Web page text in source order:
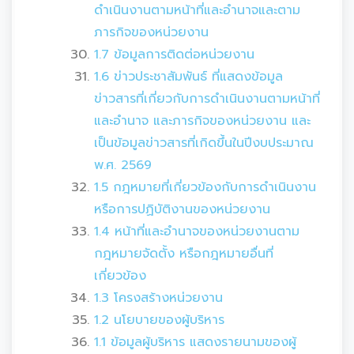
ดำเนินงานตามหน้าที่และอำนาจและตาม
ภารกิจของหน่วยงาน
1.7 ข้อมูลการติดต่อหน่วยงาน
1.6 ข่าวประชาสัมพันธ์ ที่แสดงข้อมูล
ข่าวสารที่เกี่ยวกับการดำเนินงานตามหน้าที่
และอำนาจ และภารกิจของหน่วยงาน และ
เป็นข้อมูลข่าวสารที่เกิดขึ้นในปีงบประมาณ
พ.ศ. 2569
1.5 กฎหมายที่เกี่ยวข้องกับการดำเนินงาน
หรือการปฏิบัติงานของหน่วยงาน
1.4 หน้าที่และอำนาจของหน่วยงานตาม
กฎหมายจัดตั้ง หรือกฎหมายอื่นที่
เกี่ยวข้อง
1.3 โครงสร้างหน่วยงาน
1.2 นโยบายของผู้บริหาร
1.1 ข้อมูลผู้บริหาร แสดงรายนามของผู้